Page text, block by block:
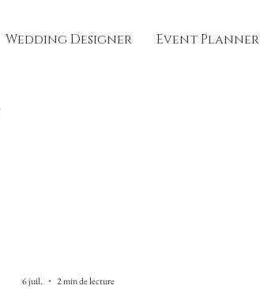
Wedding Designer Event Planner
6 juil. 2 min de lecture